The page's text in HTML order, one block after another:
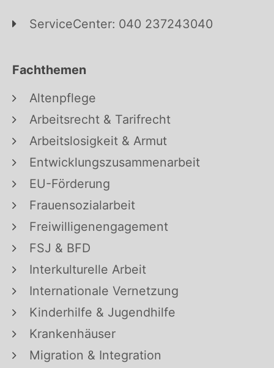
ServiceCenter: 040 237243040
Fachthemen
Altenpflege
Arbeitsrecht & Tarifrecht
Arbeitslosigkeit & Armut
Entwicklungszusammenarbeit
EU-Förderung
Frauensozialarbeit
Freiwilligenengagement
FSJ & BFD
Interkulturelle Arbeit
Internationale Vernetzung
Kinderhilfe & Jugendhilfe
Krankenhäuser
Migration & Integration